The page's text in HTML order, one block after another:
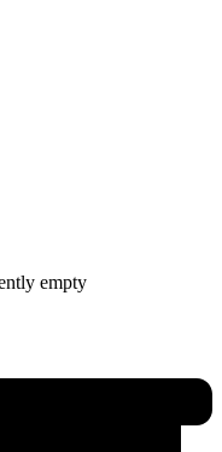
empty